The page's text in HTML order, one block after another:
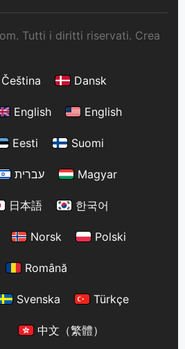
Tutti i diritti riservati. Crea
Čeština Dansk
English English
Eesti Suomi
עברית Magyar
日本語 한국어
Norsk Polski
Română
Svenska Türkçe
中文（繁體）